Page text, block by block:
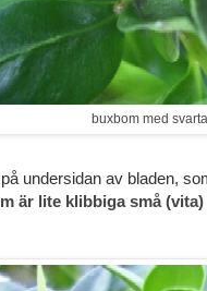
buxbom med
undersidan av bladen,
är lite klibbiga små